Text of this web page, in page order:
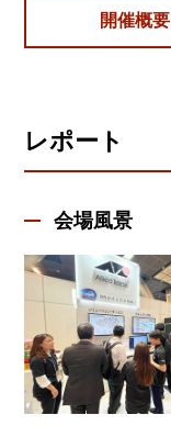
開催概要
レポート
会場風景